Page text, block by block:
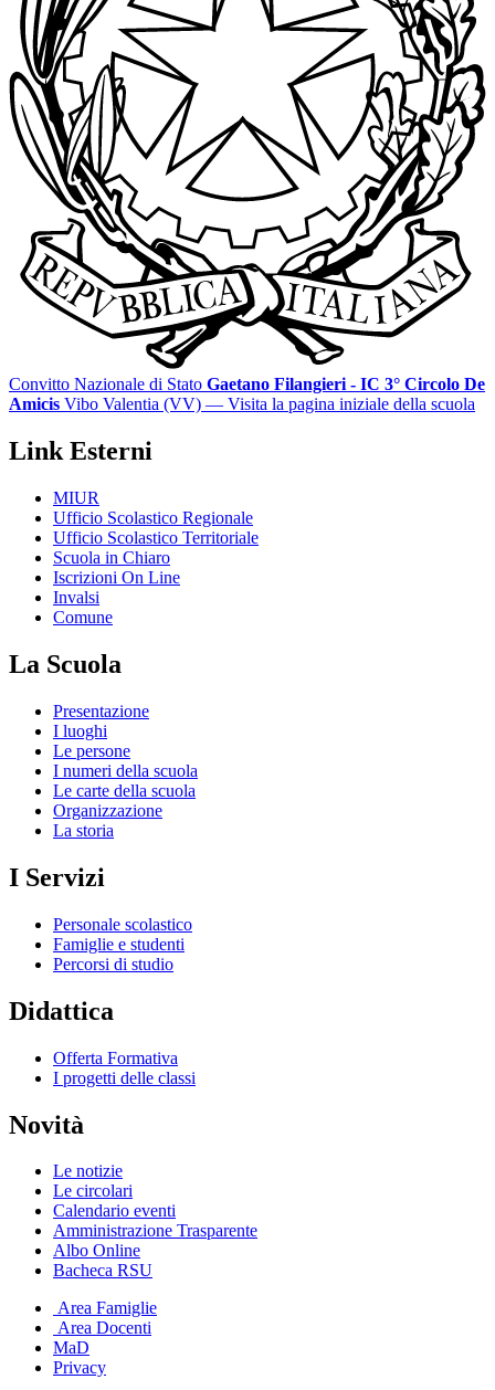
Convitto Nazionale di Stato Gaetano Filangieri - IC 3° Circolo De
Amicis Vibo Valentia (VV) — Visita la pagina iniziale della scuola
Link Esterni
MIUR
Ufficio Scolastico Regionale
Ufficio Scolastico Territoriale
Scuola in Chiaro
Iscrizioni On Line
Invalsi
Comune
La Scuola
Presentazione
I luoghi
Le persone
I numeri della scuola
Le carte della scuola
Organizzazione
La storia
I Servizi
Personale scolastico
Famiglie e studenti
Percorsi di studio
Didattica
Offerta Formativa
I progetti delle classi
Novità
Le notizie
Le circolari
Calendario eventi
Amministrazione Trasparente
Albo Online
Bacheca RSU
Area Famiglie
Area Docenti
MaD
Privacy